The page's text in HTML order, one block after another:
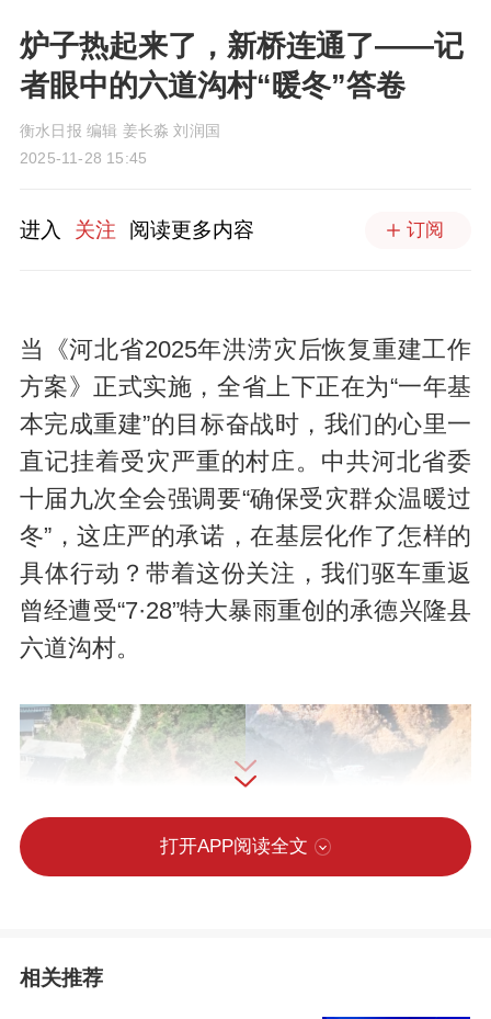
炉子热起来了，新桥连通了——记
者眼中的六道沟村“暖冬”答卷
衡水日报 编辑 姜长淼 刘润国
2025-11-28 15:45
进入 关注 阅读更多内容 订阅
当《河北省2025年洪涝灾后恢复重建工作
方案》正式实施，全省上下正在为“一年基
本完成重建”的目标奋战时，我们的心里一
直记挂着受灾严重的村庄。中共河北省委
十届九次全会强调要“确保受灾群众温暖过
冬”，这庄严的承诺，在基层化作了怎样的
具体行动？带着这份关注，我们驱车重返
曾经遭受“7·28”特大暴雨重创的承德兴隆县
六道沟村。
打开APP阅读全文
相关推荐